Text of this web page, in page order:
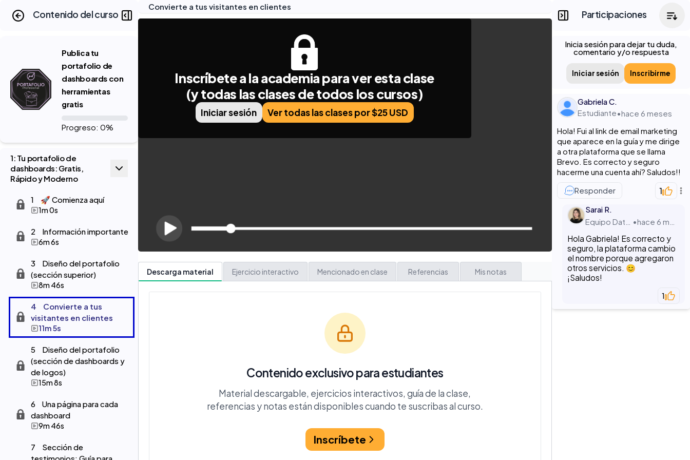
Contenido del curso
Publica tu
portafolio de
dashboards con
herramientas
gratis
Progreso: 0%
1: Tu portafolio de
dashboards: Gratis,
Rápido y Moderno
1 🚀 Comienza aquí
1m 0s
2 Información importante
6m 6s
3
Diseño del portafolio
(sección superior)
8m 46s
4
Convierte a tus
visitantes en clientes
11m 5s
5
Diseño del portafolio
(sección de dashboards y
de logos)
15m 8s
6
Una página para cada
dashboard
9m 46s
7
Sección de
testimonios: Guía para
Convierte a tus visitantes en clientes
Inscríbete a la academia para ver esta clase
(y todas las clases de todos los cursos)
Iniciar sesión Ver todas las clases por $25 USD
Descarga material Ejercicio interactivo Mencionado en clase Referencias Mis notas
Contenido exclusivo para estudiantes
Material descargable, ejercicios interactivos, guía de la clase,
referencias y notas están disponibles cuando te suscribas al curso.
Inscríbete
Participaciones
Inicia sesión para dejar tu duda,
comentario y/o respuesta
Iniciar sesión Inscribirme
Gabriela C.
Estudiante•hace 6 meses
Hola! Fui al link de email marketing
que aparece en la guía y me dirige
a otra plataforma que se llama
Brevo. Es correcto y seguro
hacerme una cuenta ahí? Saludos!!
Responder
1
Sarai R.
•
Hola Gabriela! Es correcto y
seguro, la plataforma cambio
el nombre porque agregaron
otros servicios. 😊
¡Saludos!
1